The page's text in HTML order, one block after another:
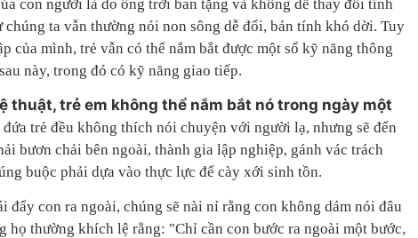
con người là do ông trời ban tặng và không dễ thay đổi tính
chúng ta vẫn thường nói non sông dễ đổi, bản tính khó dời. Tuy
của mình, trẻ vẫn có thể nắm bắt được một số kỹ năng thông
này, trong đó có kỹ năng giao tiếp.
thuật, trẻ em không thể nắm bắt nó trong ngày một
trẻ đều không thích nói chuyện với người lạ, nhưng sẽ đến
bươn chải bên ngoài, thành gia lập nghiệp, gánh vác trách
buộc phải dựa vào thực lực để cày xới sinh tồn.
đẩy con ra ngoài, chúng sẽ nài nỉ rằng con không dám nói đâu
họ thường khích lệ rằng: "Chỉ cần con bước ra ngoài một bước,